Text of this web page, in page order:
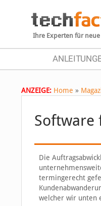
Ihre Experten für
ANZEIGE: Home »
Software
Die
termingerecht
welcher wir unten